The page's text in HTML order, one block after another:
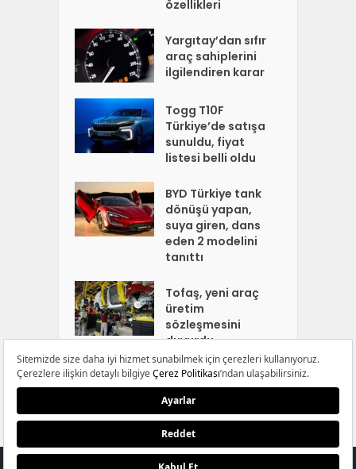
özellikleri
Yargıtay’dan sıfır
araç sahiplerini
ilgilendiren karar
Togg T10F
Türkiye’de satışa
sunuldu, fiyat
listesi belli oldu
BYD Türkiye tank
dönüşü yapan,
suya giren, dans
eden 2 modelini
tanıttı
Tofaş, yeni araç
üretim
sözleşmesini
duyurdu